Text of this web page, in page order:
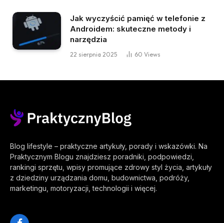
Jak wyczyścić pamięć w telefonie z
Androidem: skuteczne metody i
narzędzia
22 sierpnia 2025 60 Views
Blog lifestyle – praktyczne artykuły, porady i wskazówki. Na
Praktycznym Blogu znajdziesz poradniki, podpowiedzi,
rankingi sprzętu, wpisy promujące zdrowy styl życia, artykuły
z dziedziny urządzania domu, budownictwa, podróży,
marketingu, motoryzacji, technologii i więcej.